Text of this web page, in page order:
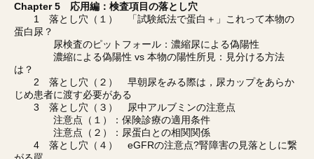
Chapter 5 応用編：検査項目の落とし穴
1 落とし穴（１） 「試験紙法で蛋白＋」これって本物の
蛋白尿？
尿検査のピットフォール：濃縮尿による偽陽性
濃縮による偽陽性 vs 本物の陽性所見：見分ける方法
は？
2 落とし穴（２） 早朝尿をみる際は，尿カップをあらか
じめ患者に渡す必要がある
3 落とし穴（３） 尿中アルブミンの注意点
注意点（１）：保険診療の適用条件
注意点（２）：尿蛋白との相関関係
4 落とし穴（４） eGFRの注意点?腎障害の見落としに繋